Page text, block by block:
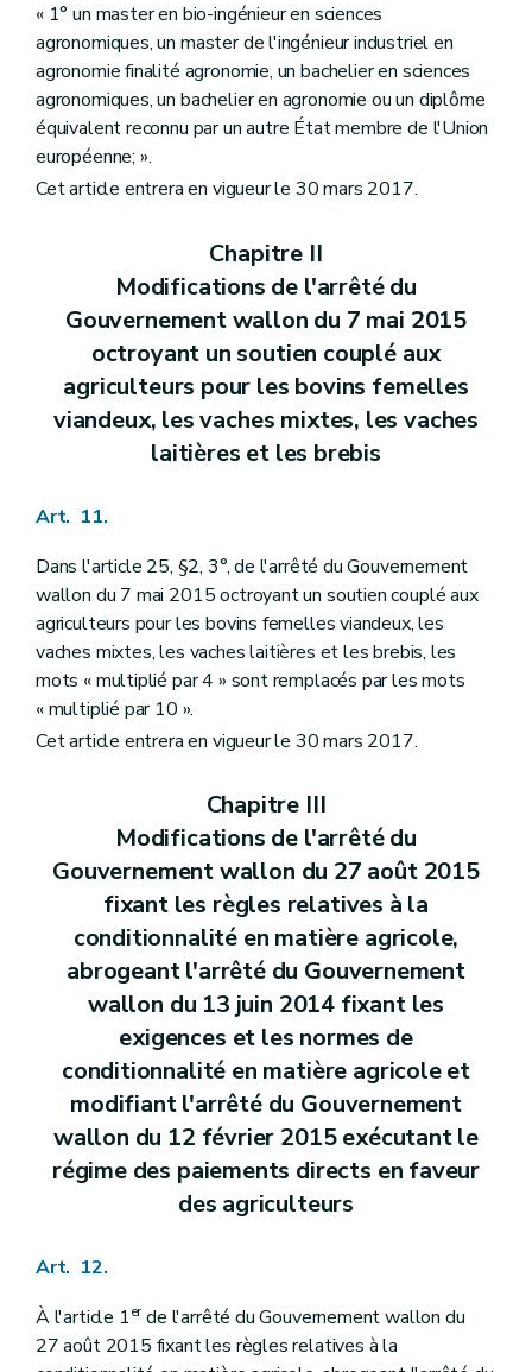
« 1° un master en bio-ingénieur en sciences
agronomiques, un master de l'ingénieur industriel en
agronomie finalité agronomie, un bachelier en sciences
agronomiques, un bachelier en agronomie ou un diplôme
équivalent reconnu par un autre État membre de l'Union
européenne; ».
Cet article entrera en vigueur le 30 mars 2017.
Chapitre II
Modifications de l'arrêté du
Gouvernement wallon du 7 mai 2015
octroyant un soutien couplé aux
agriculteurs pour les bovins femelles
viandeux, les vaches mixtes, les vaches
laitières et les brebis
Art. 11.
Dans l'article 25, §2, 3°, de l'arrêté du Gouvernement
wallon du 7 mai 2015 octroyant un soutien couplé aux
agriculteurs pour les bovins femelles viandeux, les
vaches mixtes, les vaches laitières et les brebis, les
mots « multiplié par 4 » sont remplacés par les mots
« multiplié par 10 ».
Cet article entrera en vigueur le 30 mars 2017.
Chapitre III
Modifications de l'arrêté du
Gouvernement wallon du 27 août 2015
fixant les règles relatives à la
conditionnalité en matière agricole,
abrogeant l'arrêté du Gouvernement
wallon du 13 juin 2014 fixant les
exigences et les normes de
conditionnalité en matière agricole et
modifiant l'arrêté du Gouvernement
wallon du 12 février 2015 exécutant le
régime des paiements directs en faveur
des agriculteurs
Art. 12.
À l'article 1erde l'arrêté du Gouvernement wallon du
27 août 2015 fixant les règles relatives à la